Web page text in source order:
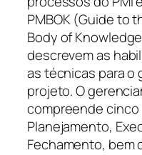
PMBOK (Guide to
Body of Knowledge
descrevem as
as técnicas para o
projeto. O
compreende cinco
Planejamento,
Fechamento, bem